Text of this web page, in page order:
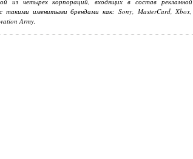
такими именитыми брендами как: Sony, MasterCard, Xbox,
Army.